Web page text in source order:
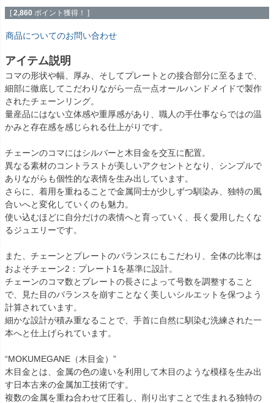
[ 2,860 ポイント獲得！ ]
商品についてのお問い合わせ
アイテム説明
コマの形状や幅、厚み、そしてプレートとの接合部分に至るまで、
細部に徹底してこだわりながら一点一点オールハンドメイドで製作
されたチェーンリング。
量産品にはない立体感や重厚感があり、職人の手仕事ならではの温
かみと存在感を感じられる仕上がりです。
チェーンのコマにはシルバーと木目金を交互に配置。
異なる素材のコントラストが美しいアクセントとなり、シンプルで
ありながらも個性的な表情を生み出しています。
さらに、着用を重ねることで金属同士が少しずつ馴染み、独特の風
合いへと変化していくのも魅力。
使い込むほどに自分だけの表情へと育っていく、長く愛用したくな
るジュエリーです。
また、チェーンとプレートのバランスにもこだわり、全体の比率は
およそチェーン2：プレート1を基準に設計。
チェーンのコマ数とプレートの長さによって号数を調整すること
で、見た目のバランスを崩すことなく美しいシルエットを保つよう
計算されています。
細かな設計が積み重なることで、手首に自然に馴染む洗練された一
本へと仕上げられています。
“MOKUMEGANE（木目金）”
木目金とは、金属の色の違いを利用して木目のような模様を生み出
す日本古来の金属加工技術です。
複数の金属を重ね合わせて圧着し、削り出すことで生まれる独特の